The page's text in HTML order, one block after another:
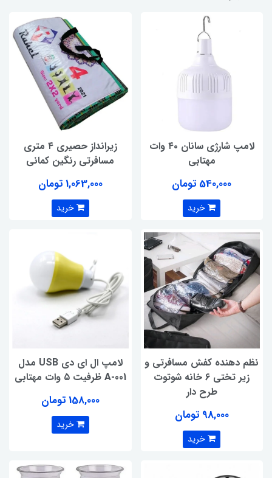
لامپ شارژی سانان ۴۰ وات
مهتابی
540,000 تومان
خرید
زیرانداز حصیری ۴ متری
مسافرتی رنگین کمانی
1,063,000 تومان
خرید
نظم دهنده کفش مسافرتی و
زیر تختی 6 خانه شوتوت
طرح دار
98,000 تومان
خرید
لامپ ال ای دی USB مدل
A-001 ظرفیت ۵ وات مهتابی
158,000 تومان
خرید